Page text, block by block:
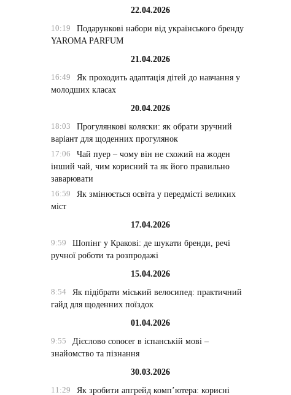
22.04.2026
10:19
Подарункові набори від українського бренду
YAROMA PARFUM
21.04.2026
16:49
Як проходить адаптація дітей до навчання у
молодших класах
20.04.2026
18:03
Прогулянкові коляски: як обрати зручний
варіант для щоденних прогулянок
17:06
Чай пуер – чому він не схожий на жоден
інший чай, чим корисний та як його правильно
заварювати
16:59
Як змінюється освіта у передмісті великих
міст
17.04.2026
9:59
Шопінг у Кракові: де шукати бренди, речі
ручної роботи та розпродажі
15.04.2026
8:54
Як підібрати міський велосипед: практичний
гайд для щоденних поїздок
01.04.2026
9:55
Дієслово conocer в іспанській мові –
знайомство та пізнання
30.03.2026
11:29
Як зробити апгрейд комп’ютера: корисні